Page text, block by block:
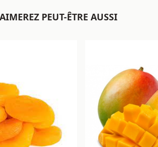
PEUT-ÊTRE AUSSI